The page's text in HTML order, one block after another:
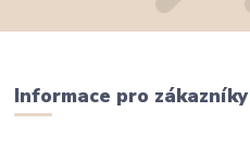
Informace pro zákazníky